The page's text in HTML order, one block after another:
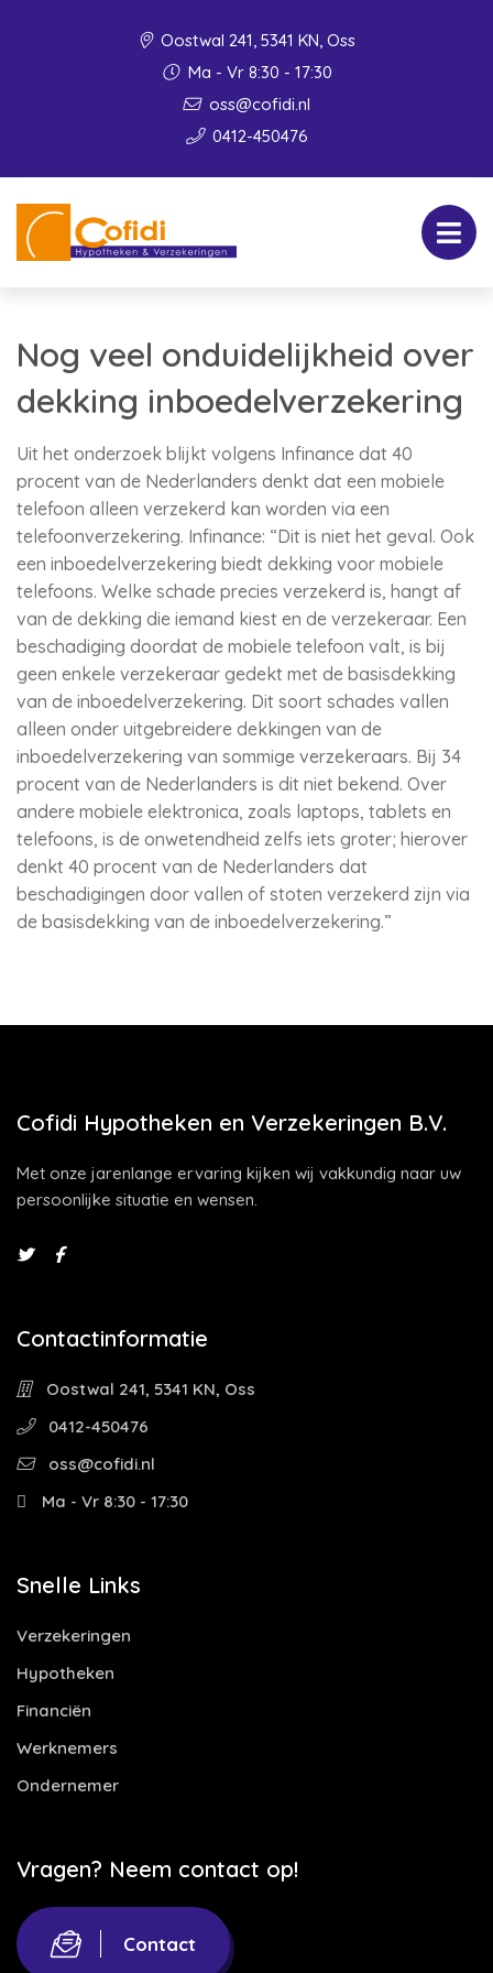
Oostwal 241, 5341 KN, Oss
Ma - Vr 8:30 - 17:30
oss@cofidi.nl
0412-450476
Nog veel onduidelijkheid over
dekking inboedelverzekering
Uit het onderzoek blijkt volgens Infinance dat 40
procent van de Nederlanders denkt dat een mobiele
telefoon alleen verzekerd kan worden via een
telefoonverzekering. Infinance: “Dit is niet het geval. Ook
een inboedelverzekering biedt dekking voor mobiele
telefoons. Welke schade precies verzekerd is, hangt af
van de dekking die iemand kiest en de verzekeraar. Een
beschadiging doordat de mobiele telefoon valt, is bij
geen enkele verzekeraar gedekt met de basisdekking
van de inboedelverzekering. Dit soort schades vallen
alleen onder uitgebreidere dekkingen van de
inboedelverzekering van sommige verzekeraars. Bij 34
procent van de Nederlanders is dit niet bekend. Over
andere mobiele elektronica, zoals laptops, tablets en
telefoons, is de onwetendheid zelfs iets groter; hierover
denkt 40 procent van de Nederlanders dat
beschadigingen door vallen of stoten verzekerd zijn via
de basisdekking van de inboedelverzekering.”
Cofidi Hypotheken en Verzekeringen B.V.
Met onze jarenlange ervaring kijken wij vakkundig naar uw
persoonlijke situatie en wensen.
Contactinformatie
Oostwal 241, 5341 KN, Oss
0412-450476
oss@cofidi.nl
Ma - Vr 8:30 - 17:30
Snelle Links
Verzekeringen
Hypotheken
Financiën
Werknemers
Ondernemer
Vragen? Neem contact op!
Contact